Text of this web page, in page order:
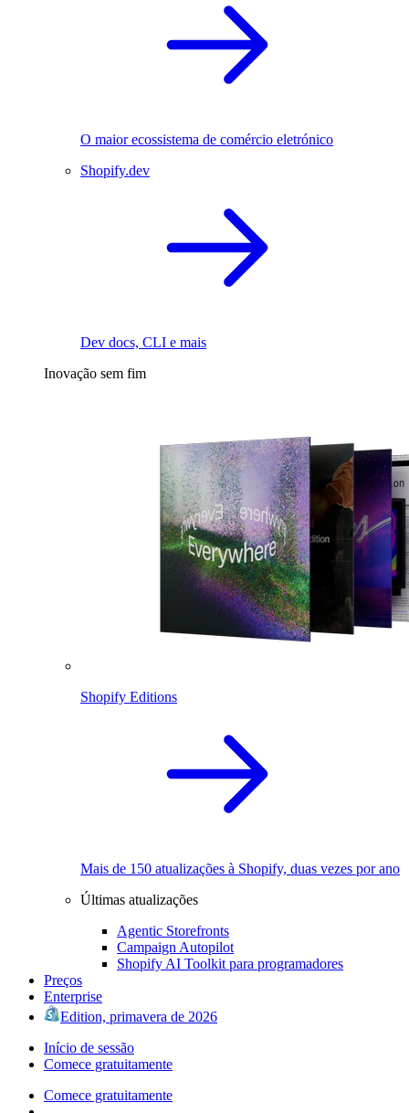
O maior ecossistema de comércio eletrónico
Shopify.dev
Dev docs, CLI e mais
Inovação sem fim
Shopify Editions
Mais de 150 atualizações à Shopify, duas vezes por ano
Últimas atualizações
Agentic Storefronts
Campaign Autopilot
Shopify AI Toolkit para programadores
Preços
Enterprise
Edition, primavera de 2026
Início de sessão
Comece gratuitamente
Comece gratuitamente